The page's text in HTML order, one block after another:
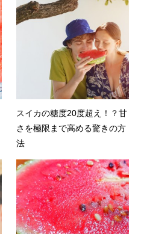
スイカの糖度20度超え！？甘
さを極限まで高める驚きの方
法